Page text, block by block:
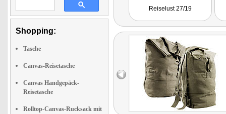
Shopping:
Tasche
Canvas-Reisetasche
Canvas Handgepäck-
Reisetasche
Rolltop-Canvas-Rucksack mit
hochwertigen und robusten
macht ihn zum idealen
Reisepartner für jeden."
Getestet wurde NC-8799.
Reiselust 27/19